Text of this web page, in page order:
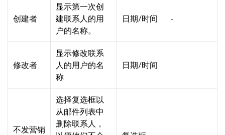
创建者
显示第一次创
建联系人的用
户的名称。
日期/时间 -
修改者
显示修改联系
人的用户的名
称
日期/时间
不发营销
选择复选框以
从邮件列表中
删除联系人，